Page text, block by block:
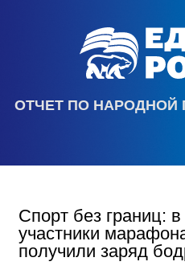
ОТЧЕТ ПО НАРОДНОЙ
Спорт без границ:
участники
получили заряд